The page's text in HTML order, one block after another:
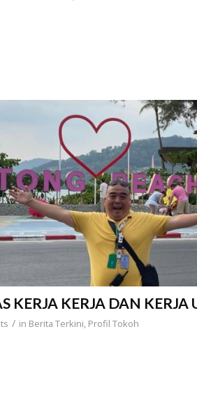
KERJA KERJA DAN
/ in Berita Terkini Profil Tokoh